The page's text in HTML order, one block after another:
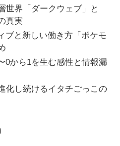
世界「ダークウェブ」と
真実
ブと新しい働き方「ポケモ
0から1を生む感性と情報漏
化し続けるイタチごっこの